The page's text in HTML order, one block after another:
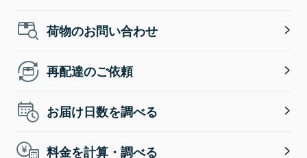
荷物のお問い合わせ
再配達のご依頼
お届け日数を調べる
料金を計算・調べる